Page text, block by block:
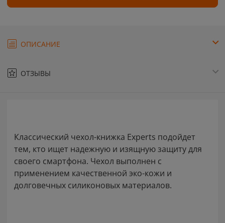
ОПИСАНИЕ
ОТЗЫВЫ
Классический чехол-книжка Experts подойдет
тем, кто ищет надежную и изящную защиту для
своего смартфона. Чехол выполнен с
применением качественной эко-кожи и
долговечных силиконовых материалов.